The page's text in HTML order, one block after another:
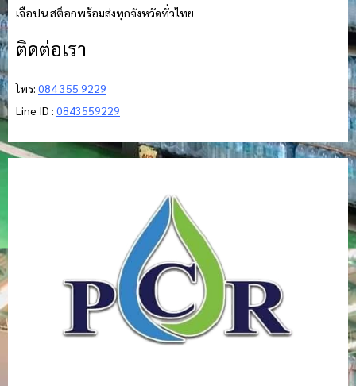
เจือปน สต็อกพร้อมส่งทุกจังหวัดทั่วไทย
ติดต่อเรา
โทร: 084 355 9229
Line ID : 0843559229